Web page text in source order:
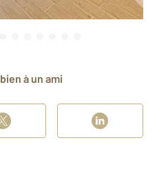
à un ami